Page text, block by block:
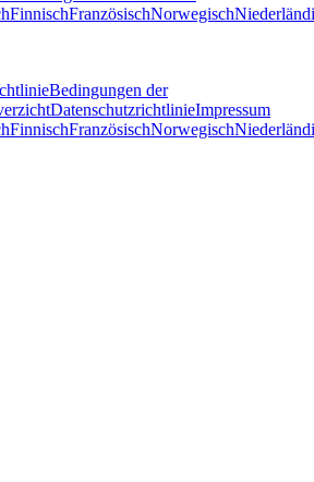
FinnischFranzösischNorwegisch
Bedingungen der
DatenschutzrichtlinieImpressum
FinnischFranzösischNorwegisch